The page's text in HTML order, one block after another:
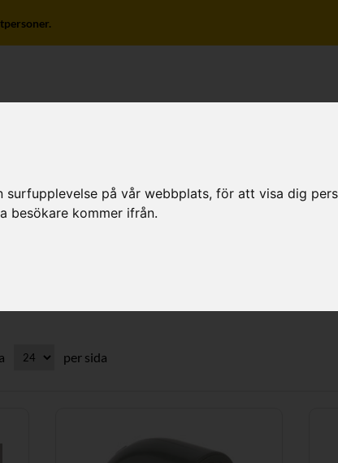
på vår webbplats, för att visa dig
besökare kommer ifrån.
per sida